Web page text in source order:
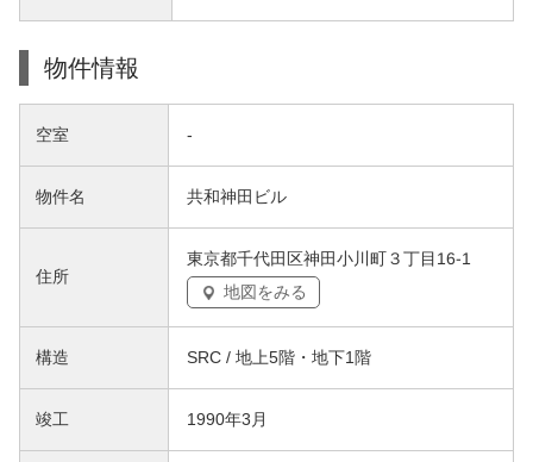
物件情報
空室 -
物件名 共和神田ビル
住所
東京都千代田区神田小川町３丁目16-1
地図をみる
構造 SRC / 地上5階・地下1階
竣工 1990年3月